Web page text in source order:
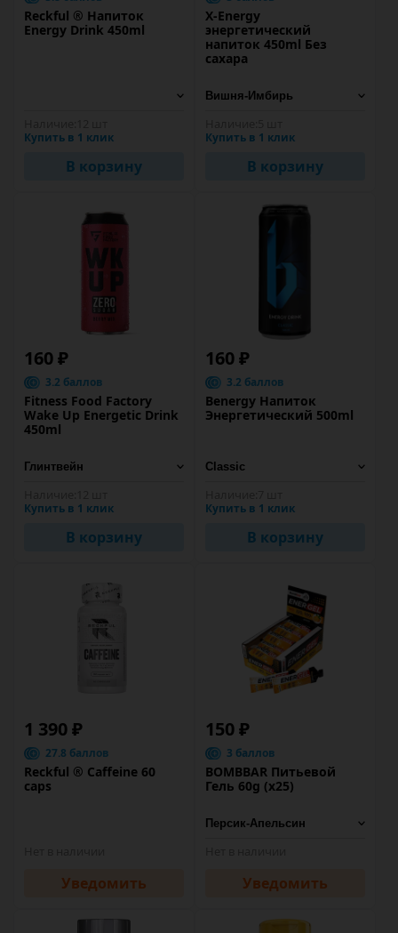
Reckful ® Напиток
Energy Drink 450ml
Купить в 1 клик
В корзину
X-Energy
энергетический
напиток 450ml Без
сахара
Купить в 1 клик
В корзину
160 ₽
3.2 баллов
Fitness Food Factory
Wake Up Energetic Drink
450ml
Купить в 1 клик
В корзину
160 ₽
3.2 баллов
Benergy Напиток
Энергетический 500ml
Купить в 1 клик
В корзину
1 390 ₽
27.8 баллов
Reckful ® Caffeine 60
caps
Уведомить
150 ₽
3 баллов
BOMBBAR Питьевой
Гель 60g (х25)
Уведомить